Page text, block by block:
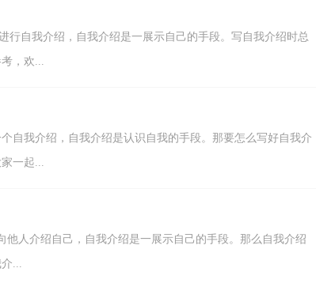
行自我介绍，自我介绍是一展示自己的手段。写自我介绍时总
，欢...
自我介绍，自我介绍是认识自我的手段。那要怎么写好自我介
一起...
人介绍自己，自我介绍是一展示自己的手段。那么自我介绍
...